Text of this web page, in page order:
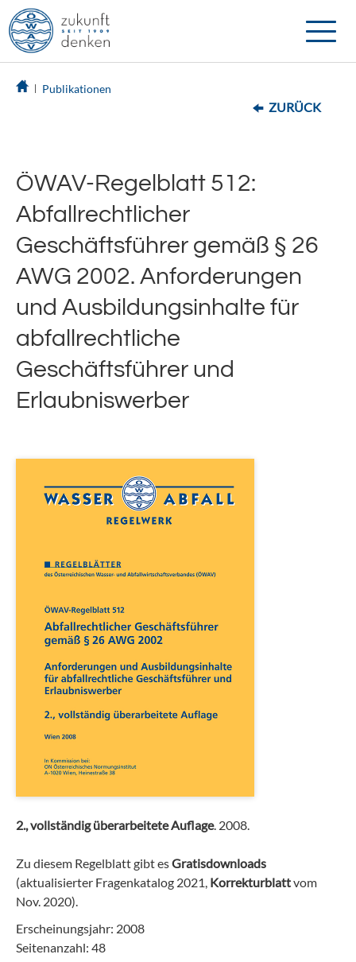
Toggle
Publikationen
ZURÜCK
ÖWAV-Regelblatt 512:
Abfallrechtlicher
Geschäftsführer gemäß § 26
AWG 2002. Anforderungen
und Ausbildungsinhalte für
abfallrechtliche
Geschäftsführer und
Erlaubniswerber
2., vollständig überarbeitete Auflage. 2008.
Zu diesem Regelblatt gibt esGratisdownloads
(aktualisierter Fragenkatalog 2021, Korrekturblattvom
Nov. 2020).
Erscheinungsjahr: 2008
Seitenanzahl: 48